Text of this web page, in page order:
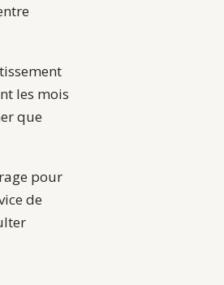
les mois
que
pour
de